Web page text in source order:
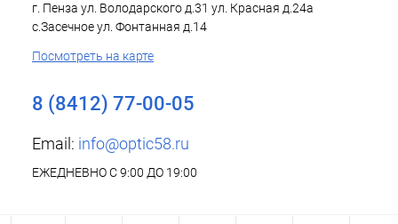
г. Пенза ул. Володарского д.31 ул. Красная д.24а
с.Засечное ул. Фонтанная д.14
Посмотреть на карте
8 (8412) 77-00-05
Email: info@optic58.ru
ЕЖЕДНЕВНО С 9:00 ДО 19:00